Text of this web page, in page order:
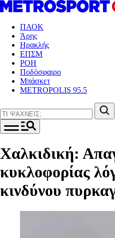
ΠΑΟΚ
Άρης
Ηρακλής
ΕΠΣΜ
ΡΟΗ
Ποδόσφαιρο
Μπάσκετ
METROPOLIS 95.5
Χαλκιδική:
κυκλοφορίας
κινδύνου